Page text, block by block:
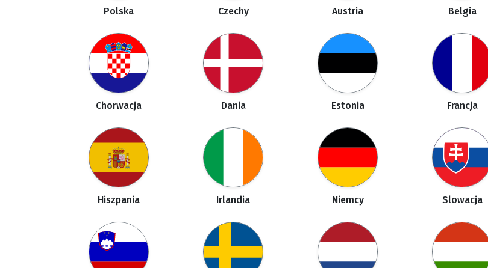
Polska Czechy Austria Belgia
Chorwacja Dania Estonia Francja
Hiszpania Irlandia Niemcy Slowacja